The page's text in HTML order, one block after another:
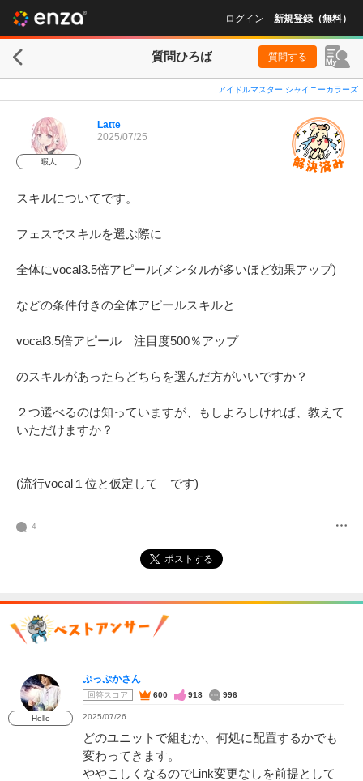
ログイン 新規登録（無料）
質問ひろば 質問する
アイドルマスター シャイニーカラーズ
暇人
Latte
2025/07/25
スキルについてです。
フェスでスキルを選ぶ際に
全体にvocal3.5倍アピール(メンタルが多いほど効果アップ)
などの条件付きの全体アピールスキルと
vocal3.5倍アピール　注目度500％アップ
のスキルがあったらどちらを選んだ方がいいですか？
２つ選べるのは知っていますが、もしよろしければ、教えて
いただけますか？
(流行vocal１位と仮定して　です)
4
ポストする
Hello
ぷっぷかさん
回答スコア 600 918 996
2025/07/26
どのユニットで組むか、何処に配置するかでも
変わってきます。
ややこしくなるのでLink変更なしを前提として